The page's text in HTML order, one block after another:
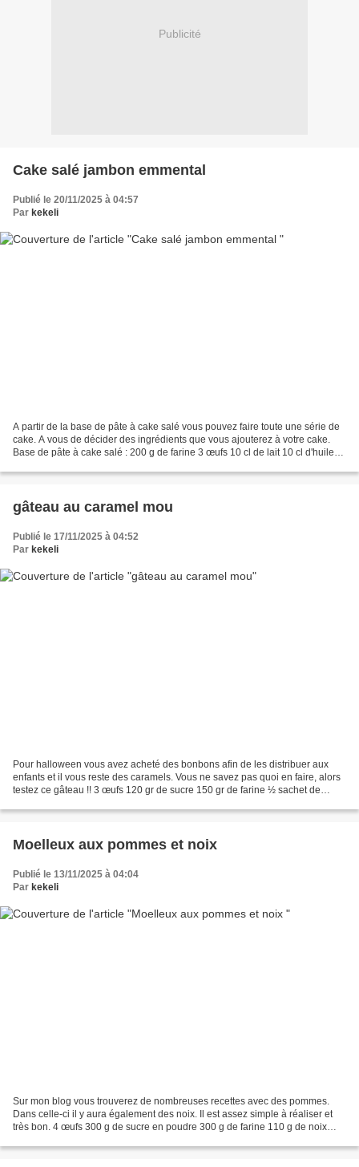
Publicité
Cake salé jambon emmental
Publié le 20/11/2025 à 04:57
Par kekeli
A partir de la base de pâte à cake salé vous pouvez faire toute une série de
cake. A vous de décider des ingrédients que vous ajouterez à votre cake.
Base de pâte à cake salé : 200 g de farine 3 œufs 10 cl de lait 10 cl d'huile
gâteau au caramel mou
Publié le 17/11/2025 à 04:52
Par kekeli
Pour halloween vous avez acheté des bonbons afin de les distribuer aux
enfants et il vous reste des caramels. Vous ne savez pas quoi en faire, alors
testez ce gâteau !! 3 œufs 120 gr de sucre 150 gr de farine ½ sachet de
Moelleux aux pommes et noix
Publié le 13/11/2025 à 04:04
Par kekeli
Sur mon blog vous trouverez de nombreuses recettes avec des pommes.
Dans celle-ci il y aura également des noix. Il est assez simple à réaliser et
très bon. 4 œufs 300 g de sucre en poudre 300 g de farine 110 g de noix